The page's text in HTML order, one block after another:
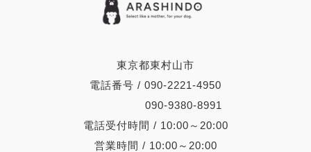
東京都東村山市
電話番号 / 090-2221-4950
090-9380-8991
電話受付時間 / 10:00～20:00
営業時間 / 10:00～20:00